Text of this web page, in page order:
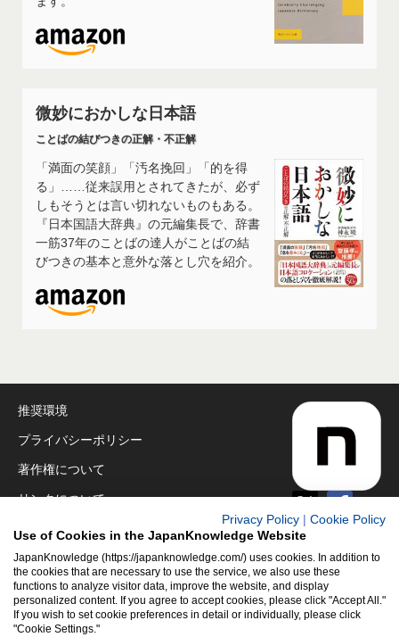
微妙におかしな日本語
ことばの結びつきの正解・不正解
「満面の笑顔」「汚名挽回」「的を得
る」……従来誤用とされてきたが、必ず
しもそうとは言い切れないものもある。
『日本国語大辞典』の元編集長で、辞書
一筋37年のことばの達人がことばの結
びつきの基本と意外な落とし穴を紹介。
推奨環境
プライバシーポリシー
著作権について
リンクについて
免責事項
運営会社
アクセシビリティ対応
クッキーポリシー
Privacy Policy
Cookie Policy
Use of Cookies in the JapanKnowledge Website
JapanKnowledge (https://japanknowledge.com/) uses cookies. In addition to
the cookies that are necessary to use the service, we also use these
functions to analyze visitor data, improve the website, and display
personalized content. If you agree to accept cookies, please click "Accept All."
If you wish to set cookie preferences in detail or individually, please click
"Cookie Settings."